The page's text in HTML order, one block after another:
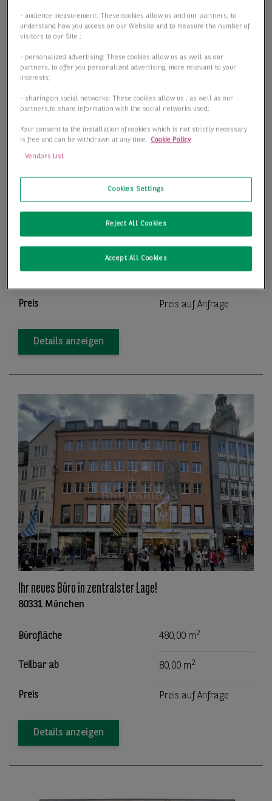
Sofort Verfügbar : Hochwertiger Logistikneubau nahe der
2
Preis Preis auf Anfrage
Details anzeigen
Ihr neues Büro in zentralster Lage!
80331 München
Bürofläche 480,00 m2
Teilbar ab 80,00 m2
Preis Preis auf Anfrage
Details anzeigen
- audience measurement: These cookies allow us and our partners, to
understand how you access on our Website and to measure the number of
visitors to our Site ;
- personalized advertising: These cookies allow us as well as our
partners, to offer you personalized advertising, more relevant to your
interests;
- sharing on social networks: These cookies allow us , as well as our
partners,to share information with the social networks used;
Your consent to the installation of cookies which is not strictly necessary
is free and can be withdrawn at any time. Cookie Policy
Vendors List
Cookies Settings
Reject All Cookies
Accept All Cookies